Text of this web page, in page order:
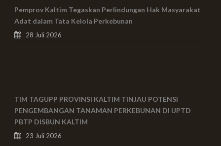
Pemprov Kaltim Tegaskan Perlindungan Hak Masyarakat
Adat dalam Tata Kelola Perkebunan
28 Juli 2026
TIM TAGUPP PROVINSI KALTIM TINJAU POTENSI
PENGEMBANGAN TANAMAN PERKEBUNAN DI UPTD
PBTP DISBUN KALTIM
23 Juli 2026